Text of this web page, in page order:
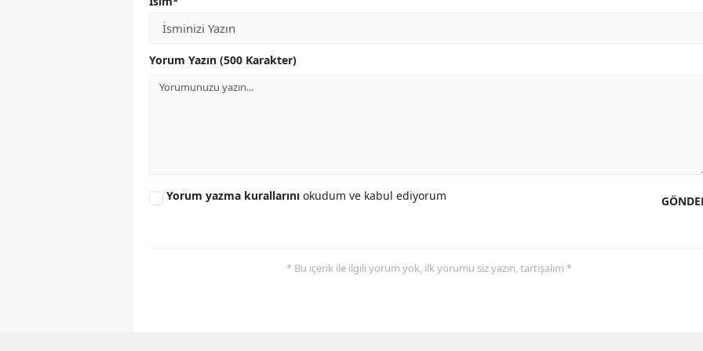
Yorum Yazın (500 Karakter)
Yorum yazma kurallarını okudum ve kabul ediyorum
* Bu içerik ile ilgili yorum yok, ilk yorumu siz yazın, tartışalım *